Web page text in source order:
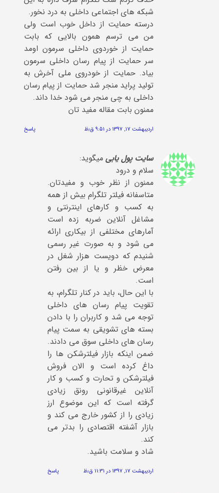
شبکه های اجتماعی داخلی به درد نخور.
درسته حمایت از داخل خوب است ولی
من می ترسم همون بالایی که بابت
حمایت از خوردوی داخلی سرمون اومد
سر حمایت از پیام رسان داخلی سرمون
بیاد. حمایت از خودروی ملی آخرش به
تولید پراید منجر شد حمایت از پیام رسان
داخلی به چی منجر می شود خدا داند.
ممنون بابت مقاله مفید تان
اردیبهشت ۱۷, ۱۳۹۷ در ۹:۵۱ ق٫ظ پاسخ
سایت پول یابی میگوید:
سلام و درود
ممنون از نظر خوب و مفیدتان.
متاسفانه فیلتر تلگرام بیش از همه
به کسب و کارهای اینترنتی و
مشاغل آنلاین ضربه زده است
آمارهای مختلفی از بیکاری ارائه
می شود و به صورت غیر رسمی
شنیدم که دویست هزار شغل در
معرض خظر و یا از بین رفتن
است.
با این حال، باید در کنار تلگرام، به
تقویت پیام رسان های داخلی
توجه می شد و کاربران را با دادن
بسته های تشویقی به سمت پیام
رسان های داخلی سوق می دادند.
ضمن اینکه بازار فیلترشکن ها را
داغ کرده است و الان فروش
فیلترشکن و تحارت و کسب و کار
آنلاین غیرقانونی رونق زیادی
گرفته است که این موضوع ارز
زیادی را از کشور خارج می کند و
بازار آشفته اقتصادی را بدتر می
کند.
شاد و سلامت باشید.
اردیبهشت ۱۷, ۱۳۹۷ در ۱۱:۳۱ ق٫ظ پاسخ